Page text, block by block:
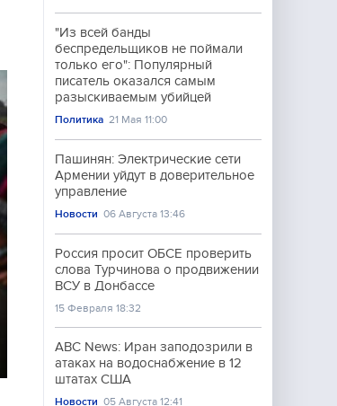
"Из всей банды
беспредельщиков не поймали
только его": Популярный
писатель оказался самым
разыскиваемым убийцей
Политика 21 Мая 11:00
Пашинян: Электрические сети
Армении уйдут в доверительное
управление
Новости 06 Августа 13:46
Россия просит ОБСЕ проверить
слова Турчинова о продвижении
ВСУ в Донбассе
15 Февраля 18:32
ABC News: Иран заподозрили в
атаках на водоснабжение в 12
штатах США
Новости 05 Августа 12:41